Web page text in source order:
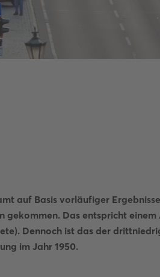
Quiz
Quiz
auf Basis vorläufiger
gekommen. Das entspricht einem
Dennoch ist das der
im Jahr 1950.